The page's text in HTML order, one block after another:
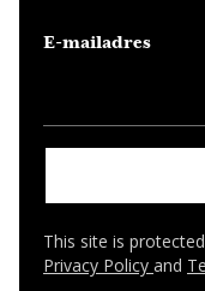
E-mailadres
This site is
Privacy Policy and